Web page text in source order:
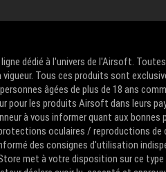
ligne dédié à l'univers de l'Airsoft.
Tous ces produits sont
âgées de plus de 18 ans
pour les produits Airsoft dans leurs
à vous informer quant aux
oculaires / reproductions
des consignes d'utilisation
met à votre disposition sur ce